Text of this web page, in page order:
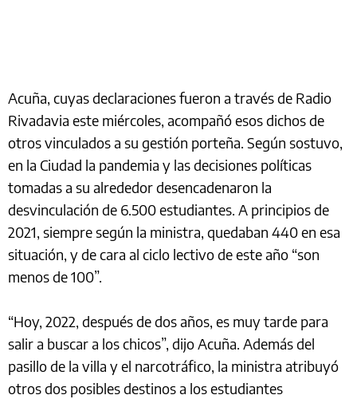
Acuña, cuyas declaraciones fueron a través de Radio
Rivadavia este miércoles, acompañó esos dichos de
otros vinculados a su gestión porteña. Según sostuvo,
en la Ciudad la pandemia y las decisiones políticas
tomadas a su alrededor desencadenaron la
desvinculación de 6.500 estudiantes. A principios de
2021, siempre según la ministra, quedaban 440 en esa
situación, y de cara al ciclo lectivo de este año “son
menos de 100”.
“Hoy, 2022, después de dos años, es muy tarde para
salir a buscar a los chicos”, dijo Acuña. Además del
pasillo de la villa y el narcotráfico, la ministra atribuyó
otros dos posibles destinos a los estudiantes